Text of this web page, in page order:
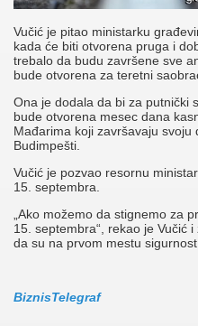
Vučić je pitao ministarku
kada će biti otvorena pruga i
trebalo da budu završene sve
bude otvorena za teretni
Ona je dodala da bi za putnički
bude otvorena mesec dana
Mađarima koji završavaju svoju
Budimpešti.
Vučić je pozvao resornu
15. septembra.
„Ako možemo da stignemo za
15. septembra“, rekao je Vučić
da su na prvom mestu
BiznisTelegraf